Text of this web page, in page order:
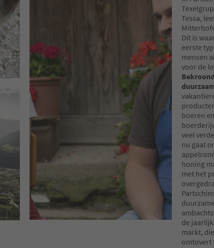
Tessa,
Dit is
eerste
mensen
voor de
boeren
veel
nu gaat
honing
met het
de
markt,
omtovert